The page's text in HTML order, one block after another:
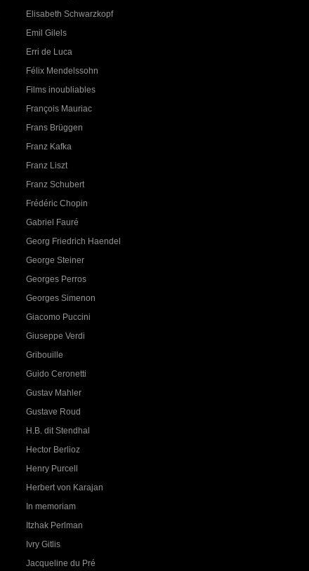
Elisabeth Schwarzkopf
Emil Gilels
Erri de Luca
Félix Mendelssohn
Films inoubliables
François Mauriac
Frans Brüggen
Franz Kafka
Franz Liszt
Franz Schubert
Frédéric Chopin
Gabriel Fauré
Georg Friedrich Haendel
George Steiner
Georges Perros
Georges Simenon
Giacomo Puccini
Giuseppe Verdi
Gribouille
Guido Ceronetti
Gustav Mahler
Gustave Roud
H.B. dit Stendhal
Hector Berlioz
Henry Purcell
Herbert von Karajan
In memoriam
Itzhak Perlman
Ivry Gitlis
Jacqueline du Pré